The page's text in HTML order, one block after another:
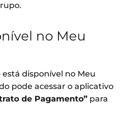
no Meu
disponível no Meu
pode acessar o aplicativo
de Pagamento” para